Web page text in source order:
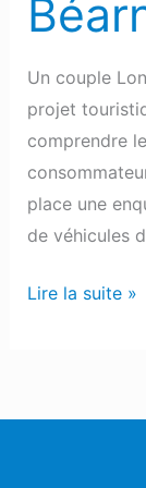
Un couple
projet
comprendre
place une
de véhicules
Lire la suite »